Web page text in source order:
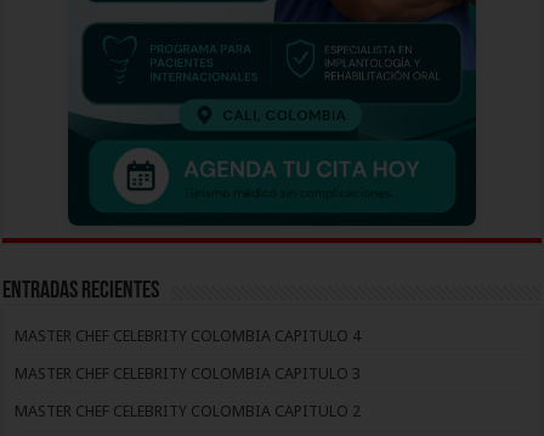
Entradas recientes
MASTER CHEF CELEBRITY COLOMBIA CAPITULO 4
MASTER CHEF CELEBRITY COLOMBIA CAPITULO 3
MASTER CHEF CELEBRITY COLOMBIA CAPITULO 2